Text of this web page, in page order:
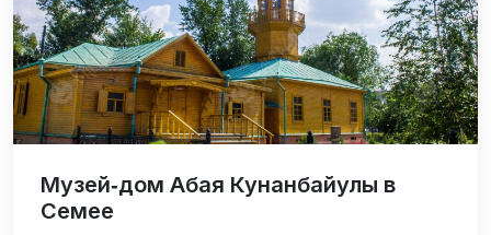
Музей‑дом Абая Кунанбайулы в
Семее